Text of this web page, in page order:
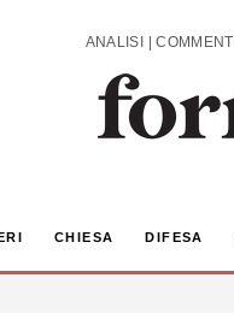
CHIESA DIFESA